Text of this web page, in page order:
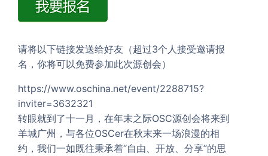
请将以下链接发送给好友（超过3个人接受邀请报
名，你将可以免费参加此次源创会）
https://www.oschina.net/event/2288715?
inviter=3632321
转眼就到了十一月，在年末之际OSC源创会将来到
羊城广州，与各位OSCer在秋末来一场浪漫的相
约，我们一如既往秉承着“自由、开放、分享”的思